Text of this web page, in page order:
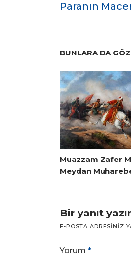
Paranın
BUNLARA DA
Muazzam Zafer
Meydan
Bir yanıt
E-POSTA ADRESINIZ
Yorum *